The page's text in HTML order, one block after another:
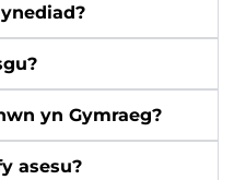
yn Gymraeg?
asesu?